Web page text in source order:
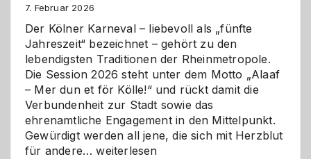
7. Februar 2026
Der Kölner Karneval – liebevoll als „fünfte
Jahreszeit“ bezeichnet – gehört zu den
lebendigsten Traditionen der Rheinmetropole.
Die Session 2026 steht unter dem Motto „Alaaf
– Mer dun et för Kölle!“ und rückt damit die
Verbundenheit zur Stadt sowie das
ehrenamtliche Engagement in den Mittelpunkt.
Gewürdigt werden all jene, die sich mit Herzblut
für andere…Kölner
weiterlesen